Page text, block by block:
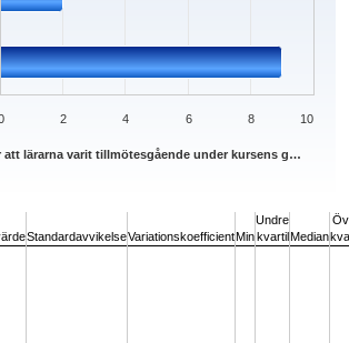
att lärarna varit tillmötesgående under kursens g…
2 4 6 8 10
StandardavvikelseVariationskoefficientMin
Undre
kvartilMedian